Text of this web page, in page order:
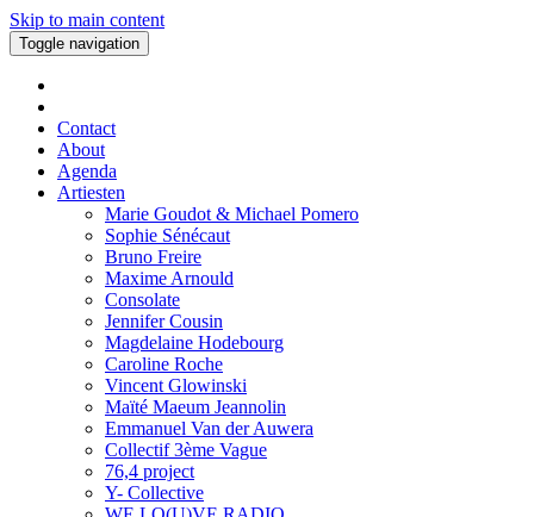
Skip to main content
Toggle navigation
Contact
About
Agenda
Artiesten
Marie Goudot & Michael Pomero
Sophie Sénécaut
Bruno Freire
Maxime Arnould
Consolate
Jennifer Cousin
Magdelaine Hodebourg
Caroline Roche
Vincent Glowinski
Maïté Maeum Jeannolin
Emmanuel Van der Auwera
Collectif 3ème Vague
76,4 project
Y- Collective